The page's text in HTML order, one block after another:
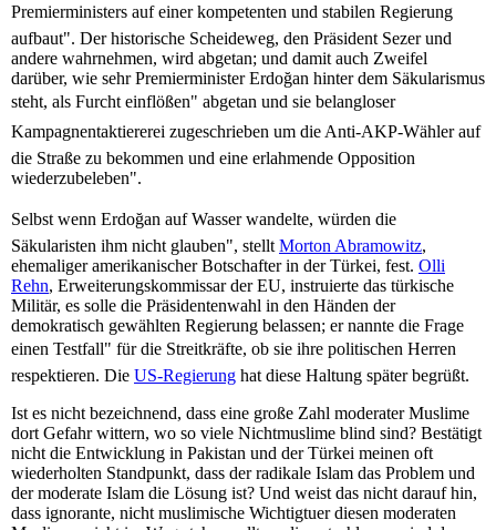
Premierministers auf einer kompetenten und stabilen Regierung
aufbaut". Der historische Scheideweg, den Präsident Sezer und
andere wahrnehmen, wird abgetan; und damit auch Zweifel
darüber, wie sehr Premierminister Erdoğan hinter dem Säkularismus
steht, als Furcht einflößen" abgetan und sie belangloser
Kampagnentaktiererei zugeschrieben um die Anti-AKP-Wähler auf
die Straße zu bekommen und eine erlahmende Opposition
wiederzubeleben".
Selbst wenn Erdoğan auf Wasser wandelte, würden die
Säkularisten ihm nicht glauben", stellt Morton Abramowitz,
ehemaliger amerikanischer Botschafter in der Türkei, fest. Olli
Rehn, Erweiterungskommissar der EU, instruierte das türkische
Militär, es solle die Präsidentenwahl in den Händen der
demokratisch gewählten Regierung belassen; er nannte die Frage
einen Testfall" für die Streitkräfte, ob sie ihre politischen Herren
respektieren. Die US-Regierung hat diese Haltung später begrüßt.
Ist es nicht bezeichnend, dass eine große Zahl moderater Muslime
dort Gefahr wittern, wo so viele Nichtmuslime blind sind? Bestätigt
nicht die Entwicklung in Pakistan und der Türkei meinen oft
wiederholten Standpunkt, dass der radikale Islam das Problem und
der moderate Islam die Lösung ist? Und weist das nicht darauf hin,
dass ignorante, nicht muslimische Wichtigtuer diesen moderaten